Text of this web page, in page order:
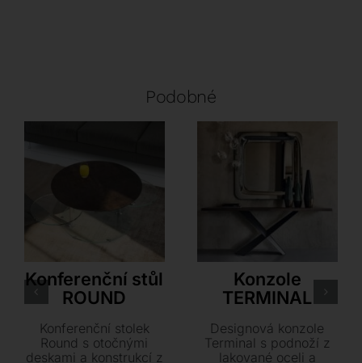
Podobné
Konferenční stůl
ROUND
Konferenční stolek
Round s otočnými
deskami a konstrukcí z
Cattelan Italia
Konzole
TERMINAL
Designová konzole
Terminal s podnoží z
lakované oceli a